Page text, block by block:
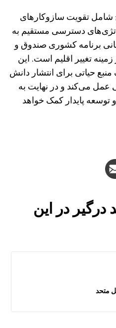
شامل تقویت سازوکارهای
دسترسی مستقیم به
برنامه کشوری صندوق و
تغییر اقلیم است. این
حیاتی برای انتشار دانش
می‌کند و در نهایت به
پایدار کمک خواهد
درگیر در این
متحد